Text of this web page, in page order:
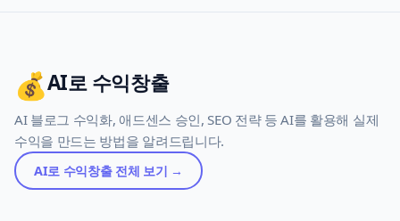
💰AI로 수익창출
AI 블로그 수익화, 애드센스 승인, SEO 전략 등 AI를 활용해 실제
수익을 만드는 방법을 알려드립니다.
AI로 수익창출전체 보기 →